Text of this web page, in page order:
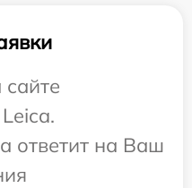
сайте
ответит на Ваш